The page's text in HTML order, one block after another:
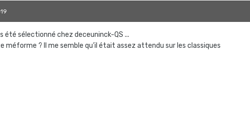
été sélectionné chez deceuninck-QS ...
méforme ? Il me semble qu’il était assez attendu sur les classiques